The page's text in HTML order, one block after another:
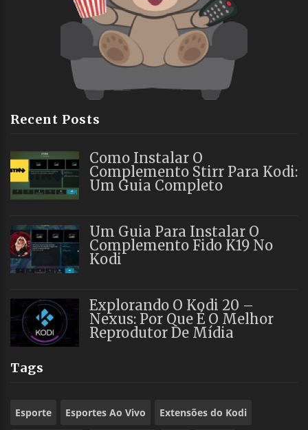
Recent Posts
Como Instalar O
Complemento Stirr Para Kodi:
Um Guia Completo
Um Guia Para Instalar O
Complemento Fido K19 No
Kodi
Explorando O Kodi 20 –
Nexus: Por Que É O Melhor
Reprodutor De Mídia
Tags
Esporte Esportes Ao Vivo Extensões do Kodi